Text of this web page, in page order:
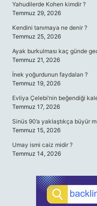
Yahudilerde Kohen kimdir ?
Temmuz 29, 2026
Kendini tanımaya ne denir ?
Temmuz 25, 2026
Ayak burkulması kaç günde
Temmuz 21, 2026
İnek yoğurdunun faydaları ?
Temmuz 19, 2026
Evliya Çelebi’nin beğendiği
Temmuz 17, 2026
Sinüs 90’a yaklaştıkça büyür
Temmuz 15, 2026
Umay ismi caiz midir ?
Temmuz 14, 2026